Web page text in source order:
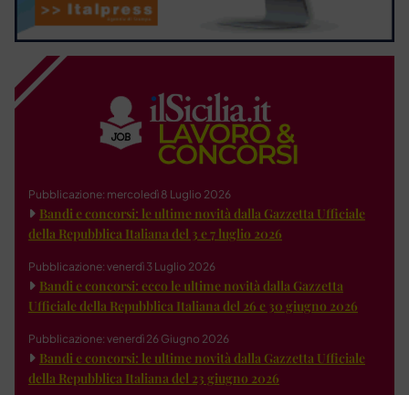
Pubblicazione: mercoledì 8 Luglio 2026
Bandi e concorsi: le ultime novità dalla Gazzetta Ufficiale
della Repubblica Italiana del 3 e 7 luglio 2026
Pubblicazione: venerdì 3 Luglio 2026
Bandi e concorsi: ecco le ultime novità dalla Gazzetta
Ufficiale della Repubblica Italiana del 26 e 30 giugno 2026
Pubblicazione: venerdì 26 Giugno 2026
Bandi e concorsi: le ultime novità dalla Gazzetta Ufficiale
della Repubblica Italiana del 23 giugno 2026